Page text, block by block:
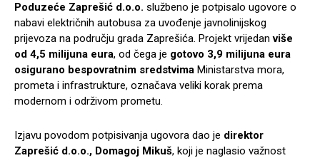
Poduzeće Zaprešić d.o.o. službeno je potpisalo ugovore o
nabavi električnih autobusa za uvođenje javnolinijskog
prijevoza na području grada Zaprešića. Projekt vrijedanviše
od 4,5 milijuna eura, od čega je gotovo 3,9 milijuna eura
osigurano bespovratnim sredstvima Ministarstva mora,
prometa i infrastrukture, označava veliki korak prema
modernom i održivom prometu.
Izjavu povodom potpisivanja ugovora dao je direktor
Zaprešić d.o.o., Domagoj Mikuš, koji je naglasio važnost